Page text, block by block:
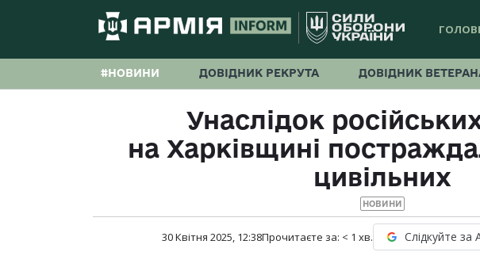
#НОВИНИ ДОВІДНИК РЕКРУТА ДОВІДНИК
Унаслідок
на Харківщині
цивільних
НОВИНИ
30 Квітня 2025, 12:38Прочитаєте за: < 1 хв. Слідкуйте за